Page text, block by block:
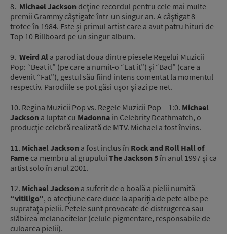
8. Michael Jackson deţine recordul pentru cele mai multe
premii Grammy câştigate într-un singur an. A câştigat 8
trofee în 1984. Este şi primul artist care a avut patru hituri de
Top 10 Billboard pe un singur album.
9. Weird Al a parodiat doua dintre piesele Regelui Muzicii
Pop: “Beat it” (pe care a numit-o “Eat it”) şi “Bad” (care a
devenit “Fat”), gestul său fiind intens comentat la momentul
respectiv. Parodiile se pot găsi uşor şi azi pe net.
10. Regina Muzicii Pop vs. Regele Muzicii Pop – 1:0. Michael
Jackson a luptat cu Madonna in Celebrity Deathmatch, o
producţie celebră realizată de MTV. Michael a fost învins.
11. Michael Jackson a fost inclus în Rock and Roll Hall of
Fame ca membru al grupului The Jackson 5în anul 1997 şi ca
artist solo în anul 2001.
12. Michael Jackson a suferit de o boală a pielii numită
“vitiligo”, o afecţiune care duce la apariţia de pete albe pe
suprafaţa pielii. Petele sunt provocate de distrugerea sau
slăbirea melanocitelor (celule pigmentare, responsabile de
culoarea pielii).